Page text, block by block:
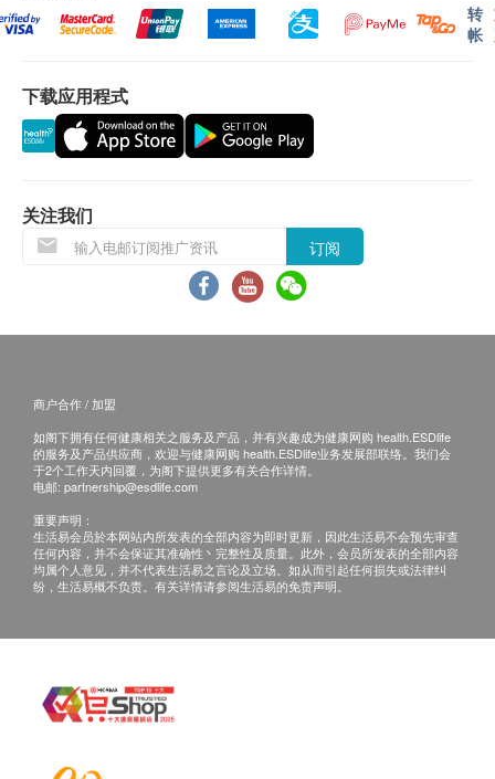
高密度胆固醇
非常低密度总胆固醇
糖尿
肝功能
总胆红素
碱性磷酸酶
丙种谷氨酸转移酵素
乳酸脱氢
肾功能
钠
氯化物
尿素
转
帐
下载应用程式
关注我们
订阅
商户合作 / 加盟
如阁下拥有任何健康相关之服务及产品，并有兴趣成为健康网购 health.ESDlife
的服务及产品供应商，欢迎与健康网购 health.ESDlife业务发展部联络。我们会
于2个工作天内回覆，为阁下提供更多有关合作详情。
电邮: partnership@esdlife.com
重要声明：
生活易会员於本网站内所发表的全部内容为即时更新，因此生活易不会预先审查
任何内容，并不会保证其准确性丶完整性及质量。此外，会员所发表的全部内容
均属个人意见，并不代表生活易之言论及立场。如从而引起任何损失或法律纠
纷，生活易概不负责。有关详情请参阅生活易的免责声明。